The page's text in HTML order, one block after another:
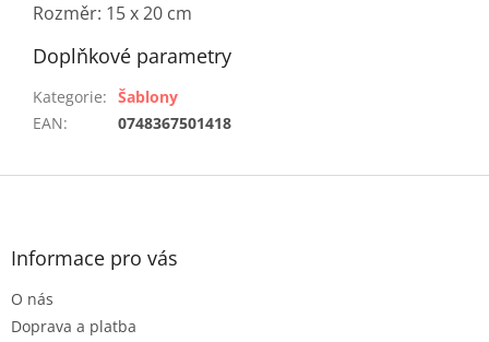
Rozměr: 15 x 20 cm
Doplňkové parametry
Kategorie: Šablony
EAN: 0748367501418
Z
Informace pro vás
O nás
Doprava a platba